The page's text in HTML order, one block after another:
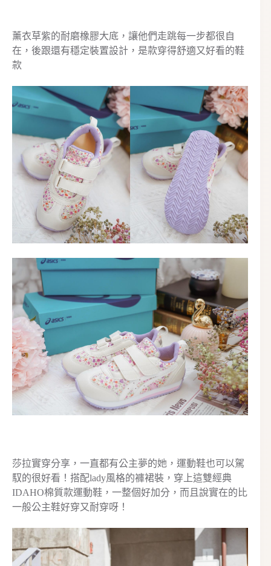
薰衣草紫的耐磨橡膠大底，讓他們走跳每一步都很自
在，後跟還有穩定裝置設計，是款穿得舒適又好看的鞋
款
莎拉實穿分享，一直都有公主夢的她，運動鞋也可以駕
馭的很好看！搭配lady風格的褲裙裝，穿上這雙經典
IDAHO棉質款運動鞋，一整個好加分，而且說實在的比
一般公主鞋好穿又耐穿呀！